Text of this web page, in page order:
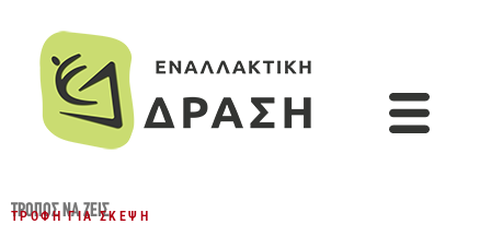
ΤΡΌΠΟΣ ΝΑ ΖΕΙΣ
ΤΡΟΦΉ ΓΙΑ ΣΚΈΨΗ